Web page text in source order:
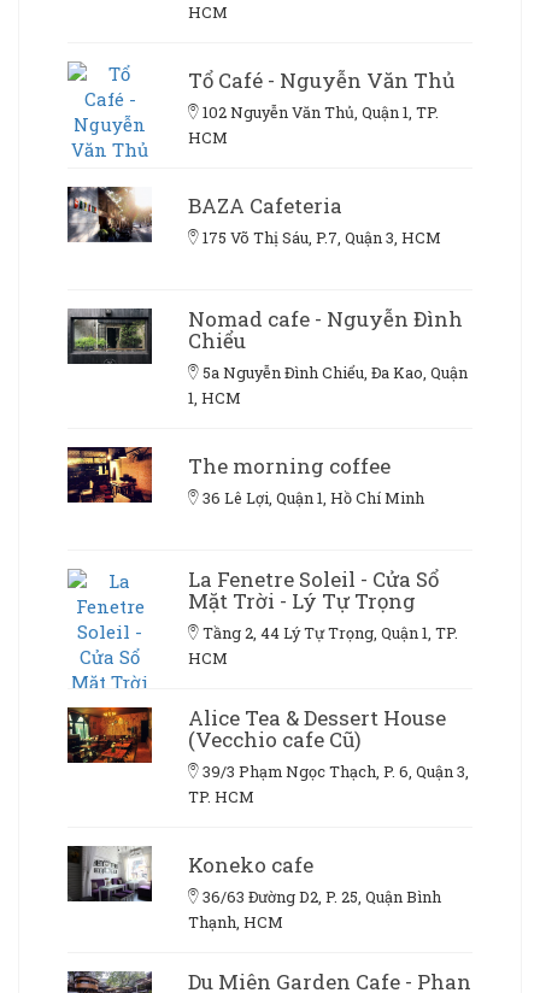
HCM
Tổ Café - Nguyễn Văn Thủ
102 Nguyễn Văn Thủ, Quận 1, TP.
HCM
BAZA Cafeteria
175 Võ Thị Sáu, P.7, Quận 3, HCM
Nomad cafe - Nguyễn Đình
Chiểu
5a Nguyễn Đình Chiểu, Đa Kao, Quận
1, HCM
The morning coffee
36 Lê Lợi, Quận 1, Hồ Chí Minh
La Fenetre Soleil - Cửa Sổ
Mặt Trời - Lý Tự Trọng
Tầng 2, 44 Lý Tự Trọng, Quận 1, TP.
HCM
Alice Tea & Dessert House
(Vecchio cafe Cũ)
39/3 Phạm Ngọc Thạch, P. 6, Quận 3,
TP. HCM
Koneko cafe
36/63 Đường D2, P. 25, Quận Bình
Thạnh, HCM
Du Miên Garden Cafe - Phan